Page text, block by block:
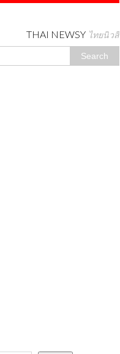
THAI NEWSY ไทยนิวสี่